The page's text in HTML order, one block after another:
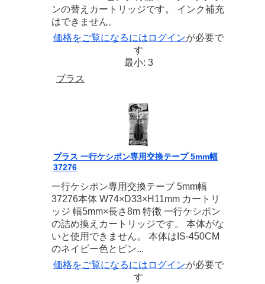
ンの替えカートリッジです。 インク補充
はできません。
価格をご覧になるには ログインが必要で
す
最小: 3
プラス
プラス 一行ケシポン専用交換テープ 5mm幅
37276
一行ケシポン専用交換テープ 5mm幅
37276本体 W74×D33×H11mm カートリ
ッジ 幅5mm×長さ8m 特徴 一行ケシポン
の詰め換えカートリッジです。 本体がな
いと使用できません。 本体はIS-450CM
のネイビー色とピン...
価格をご覧になるには ログインが必要で
す